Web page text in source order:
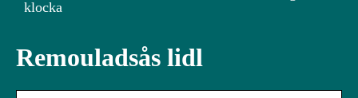
klocka
Remouladsås lidl